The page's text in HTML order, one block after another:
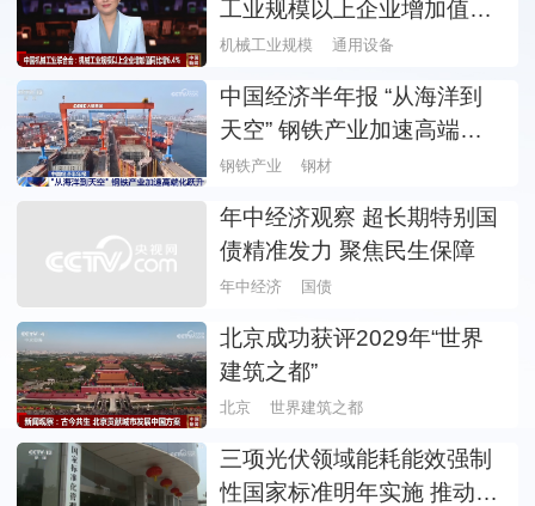
工业规模以上企业增加值同
比增6.4%
机械工业规模 通用设备
中国经济半年报 “从海洋到
天空” 钢铁产业加速高端化
跃升
钢铁产业 钢材
年中经济观察 超长期特别国
债精准发力 聚焦民生保障
年中经济 国债
北京成功获评2029年“世界
建筑之都”
北京 世界建筑之都
三项光伏领域能耗能效强制
性国家标准明年实施 推动光